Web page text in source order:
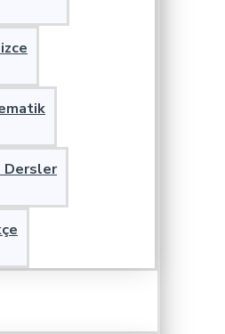
Dersler